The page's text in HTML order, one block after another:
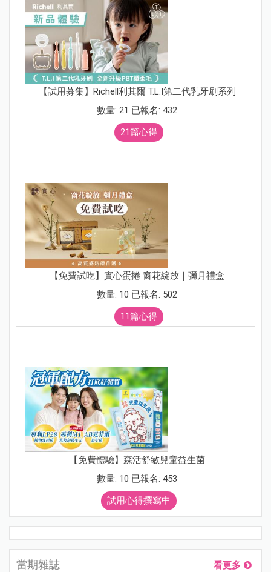
【試用募集】Richell利其爾 T.L.I第二代乳牙刷系列
數量: 21 已報名: 432
21篇心得
【免費試吃】實心蛋捲 窗花綻放｜彌月禮盒
數量: 10 已報名: 502
11篇心得
【免費體驗】森活舒敏兒童益生菌
數量: 10 已報名: 453
試用心得撰寫中
當期雜誌 看更多